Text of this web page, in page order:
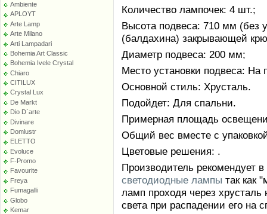
Ambiente
APLOYT
Arte Lamp
Arte Milano
Arti Lampadari
Bohemia Art Classic
Bohemia Ivele Crystal
Chiaro
CITILUX
Crystal Lux
De Markt
Dio D`arte
Divinare
Domlustr
ELETTO
Evoluce
F-Promo
Favourite
Freya
Fumagalli
Globo
Kemar
Количество лампочек: 4 шт.;
Высота подвеса: 710 мм (без
(балдахина) закрывающей
Диаметр подвеса: 200 мм;
Место установки подвеса: На
Основной стиль: Хрусталь.
Подойдет: Для спальни.
Примерная площадь
Общий вес вместе с
Цветовые решения: .
Производитель рекомендует
светодиодные лампы так как
ламп проходя через хрусталь
света при распадении его на